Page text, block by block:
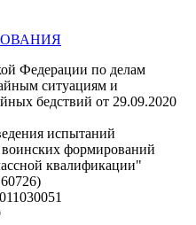
Федерации по делам
ситуациям и
бедствий от 29.09.2020
испытаний
формирований
квалификации"